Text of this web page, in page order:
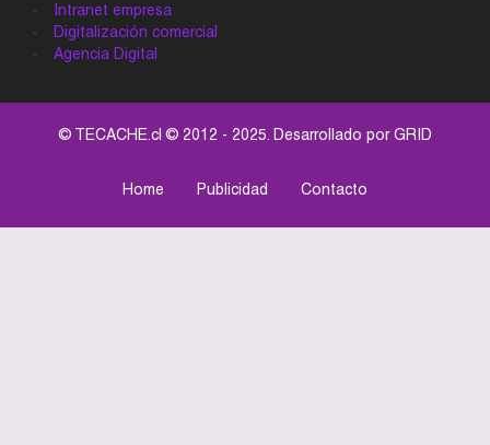
Intranet empresa
Digitalización comercial
Agencia Digital
© TECACHE.cl © 2012 - 2025. Desarrollado porGRID
Home Publicidad Contacto